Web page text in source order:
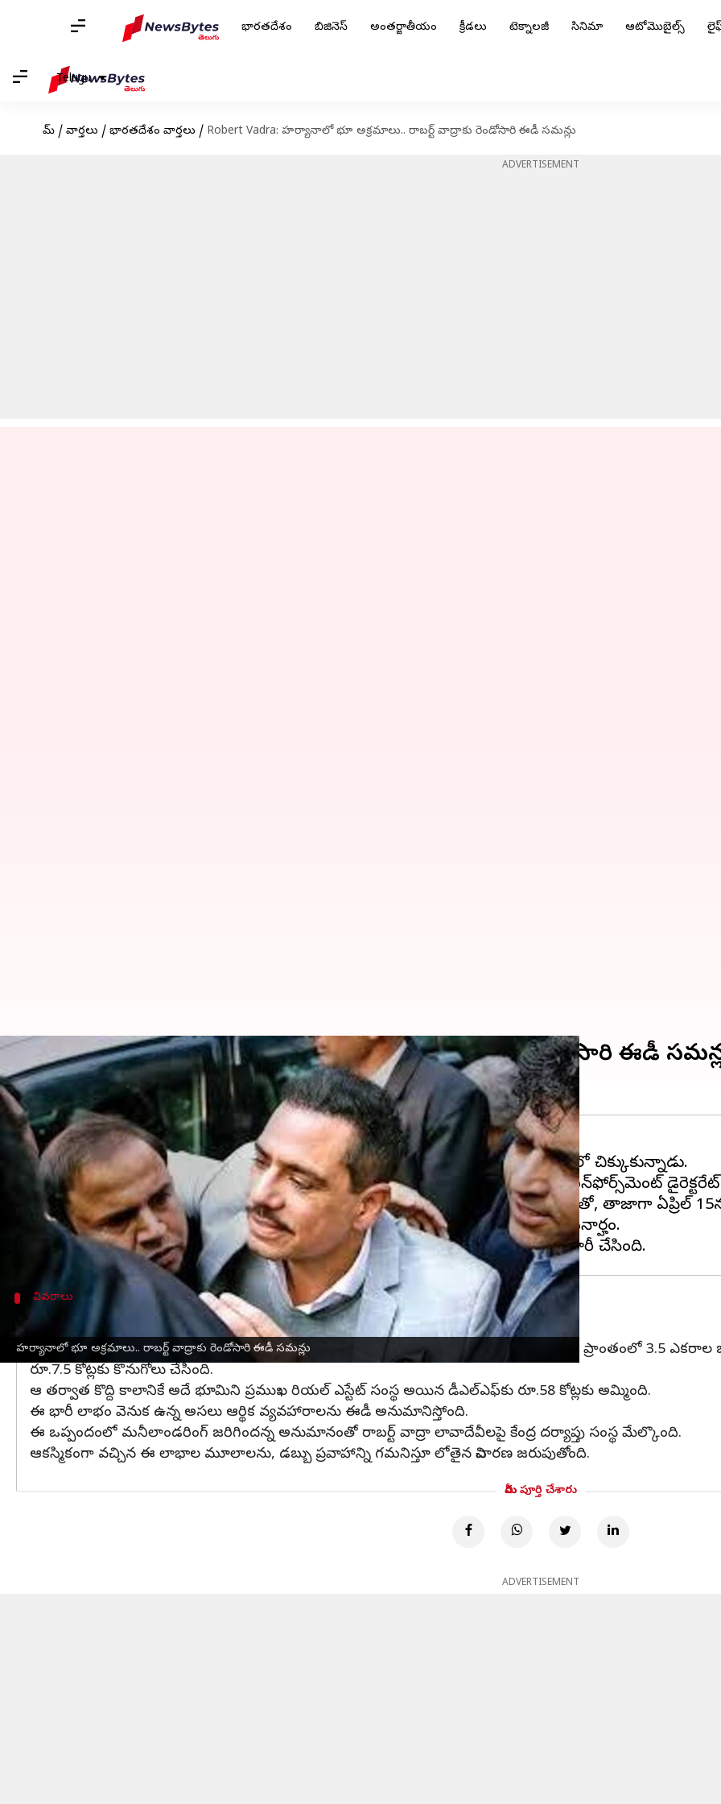
భారతదేశం బిజినెస్ అంతర్జాతీయం క్రీడలు టెక్నాలజీ సినిమా ఆటోమొబైల్స్
Telugu
హోమ్ / వార్తలు / భారతదేశం వార్తలు / Robert Vadra: హర్యానాలో భూ అక్రమాలు.. రాబర్ట్ వాద్రాకు రెండోసారి ఈడీ సమన్లు
ADVERTISEMENT
హర్యానాలో భూ అక్రమాలు.. రాబర్ట్ వాద్రాకు రెండోసారి ఈడీ సమన్లు
Robert Vadra: హర్యానాలో భూ అక్రమాలు.. రాబర్ట్ వాద్రాకు రెండోసారి ఈడీ
వ్రాసిన వారు Sirish Praharaju Apr 15, 2025 11:20 am
ఈ వార్తాకథనం ఏంటి
కాంగ్రెస్ పార్టీకి చెందిన వయనాడ్ ఎంపీ ప్రియాంక గాంధీ
హర్యానాలోని శిఖోపూర్ గ్రామంలో జరిగిన భూ లావాదేవీ విషయంలో కేంద్ర దర్యాప్తు సంస్థ (ఎన్‌ఫోర్స్‌మెంట్ డైరెక్టరేట్
రాబర్ట్ వాద్రాకు చెందిన సంస్థ "స్కైలైట్ హాస్పిటాలిటీ" ఈ భూ ఒప్పందంలో భాగంగా ఉండటంతో, తాజాగా ఏప్రిల్
ఇప్పటికే ఏప్రిల్ 8న మొదటిసారి సమన్లు పంపినప్పటికీ, వాటికి వాద్రా స్పందించకపోవడం గమనార్హం.
వివరాలు
ఈ ఒప్పందంలో మనీలాండరింగ్..
వివరాల్లోకి వెళితే.. రాబర్ట్ వాద్రా కంపెనీ 2008 ఫిబ్రవరిలో హర్యానాలోని గుర్గావ్ సమీపంలోని శిఖోపూర్ ప్రాంతంలో 3.5 ఎకరాల
రూ.7.5 కోట్లకు కొనుగోలు చేసింది.
ఆ తర్వాత కొద్ది కాలానికే అదే భూమిని ప్రముఖ రియల్ ఎస్టేట్ సంస్థ అయిన డీఎల్‌ఎఫ్‌కు రూ.58 కోట్లకు అమ్మింది.
ఈ భారీ లాభం వెనుక ఉన్న అసలు ఆర్థిక వ్యవహారాలను ఈడీ అనుమానిస్తోంది.
ఈ ఒప్పందంలో మనీలాండరింగ్ జరిగిందన్న అనుమానంతో రాబర్ట్ వాద్రా లావాదేవీలపై కేంద్ర దర్యాప్తు సంస్థ మేల్కొంది.
ఆకస్మికంగా వచ్చిన ఈ లాభాల మూలాలను, డబ్బు ప్రవాహాన్ని గమనిస్తూ లోతైన విచారణ జరుపుతోంది.
మీరు పూర్తి చేశారు
ADVERTISEMENT